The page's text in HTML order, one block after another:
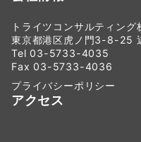
トライツコンサルティング
東京都港区虎ノ門3-8-25
Tel 03-5733-4035
Fax 03-5733-4036
プライバシーポリシー
アクセス